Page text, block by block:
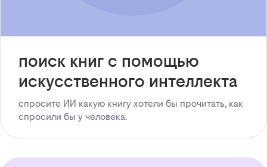
поиск книг с помощью
искусственного интеллекта
спросите ИИ какую книгу хотели бы прочитать, как
спросили бы у человека.